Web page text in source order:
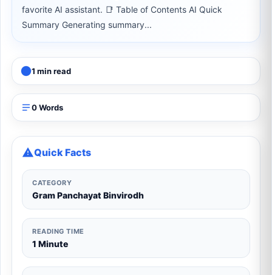
favorite AI assistant. 📑 Table of Contents AI Quick
Summary Generating summary...
1 min read
0 Words
Quick Facts
CATEGORY
Gram Panchayat Binvirodh
READING TIME
1 Minute